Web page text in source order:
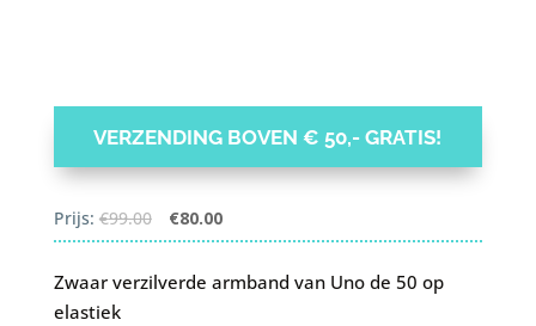
VERZENDING BOVEN € 50,- GRATIS!
Prijs: €99.00
Oorspronkelijke
prijs
was:
€80.00Huidige
prijs
is:
Zwaar verzilverde armband van Uno de 50 op
elastiek